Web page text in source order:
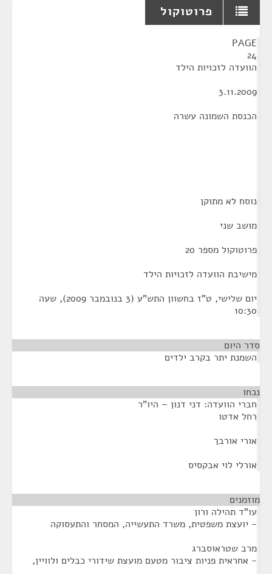
פרוטוקול
PAGE
24
הוועדה לזכויות הילד
3.11.2009
הכנסת השמונה עשרה
נוסח לא מתוקן
מושב שני
פרוטוקול מספר 20
מישיבת הוועדה לזכויות הילד
יום שלישי, ט"ז בחשוון התש"ע (3 בנובמבר 2009), שעה
10:30
סדר היום
השמנת יתר בקרב ילדים
נכחו
חברי הוועדה: דני דנון – היו"ר
רחל אדטו
אורי אורבך
אורלי לוי אבקסיס
מוזמנים
עו"ד תהילה ורון
- יועצת משפטית, משרד התעשייה, המסחר והתעסוקה
מרב שטראוסברג
- אחראית פניות ציבור מטעם מועצת שידורי כבלים ולוויין,